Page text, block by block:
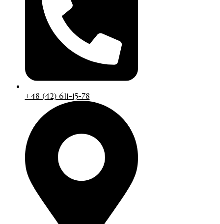
+48 (42) 611-15-78